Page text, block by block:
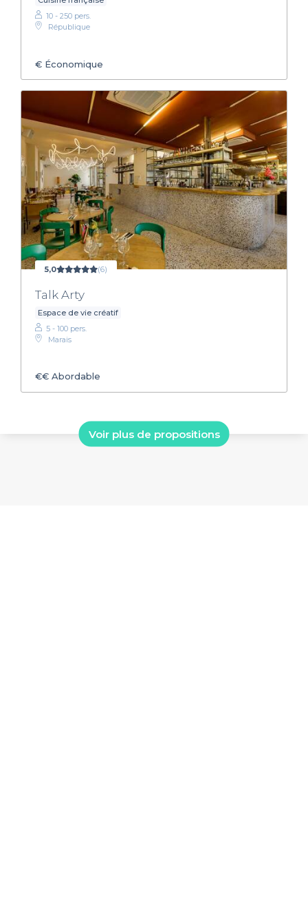
10 - 250 pers.
République
€ Économique
5,0 (6)
Talk Arty
Espace de vie créatif
5 - 100 pers.
Marais
€€ Abordable
Voir plus de propositions